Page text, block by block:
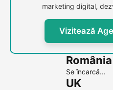
marketing digital,
Vizitează
România
Se încarcă...
UK